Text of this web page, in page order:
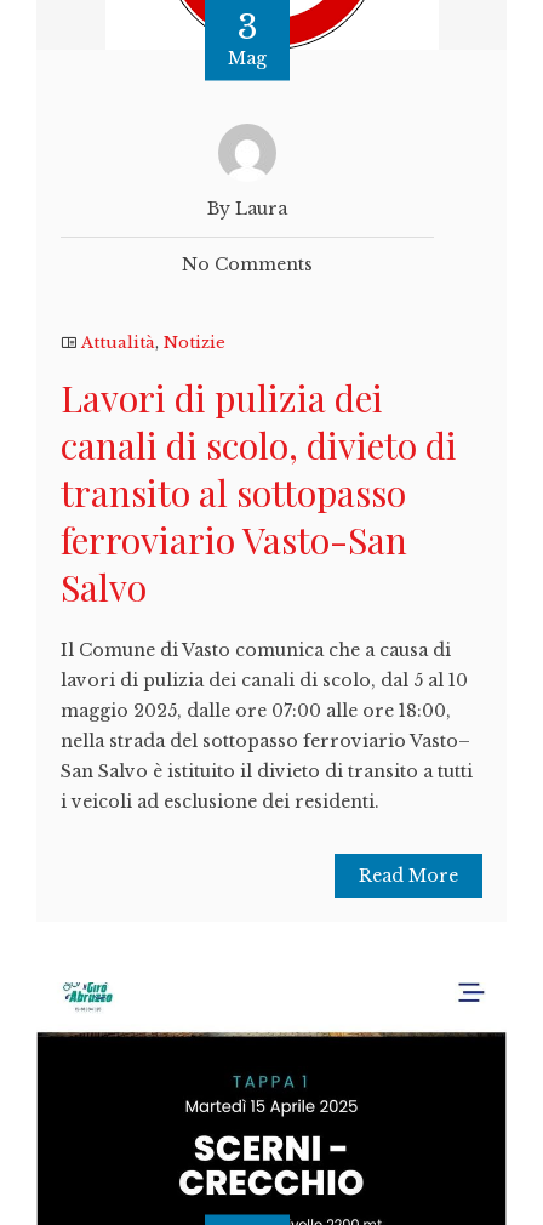
3
Mag
By Laura
No Comments
Attualità, Notizie
Lavori di pulizia dei
canali di scolo, divieto di
transito al sottopasso
ferroviario Vasto-San
Salvo
Il Comune di Vasto comunica che a causa di
lavori di pulizia dei canali di scolo, dal 5 al 10
maggio 2025, dalle ore 07:00 alle ore 18:00,
nella strada del sottopasso ferroviario Vasto–
San Salvo è istituito il divieto di transito a tutti
i veicoli ad esclusione dei residenti.
Read More